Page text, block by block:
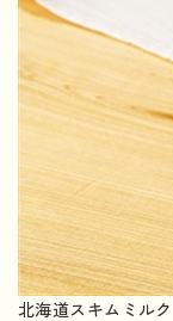
北海道スキムミルク